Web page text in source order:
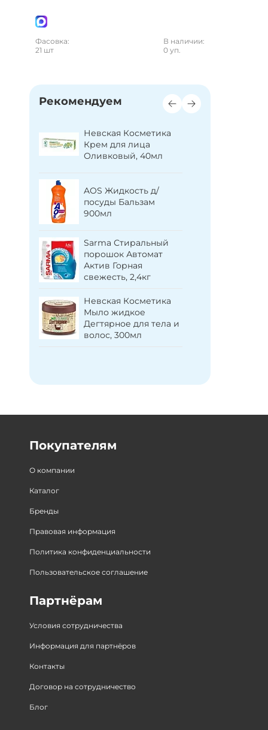
Фасовка:
21 шт
В наличии:
0 уп.
Рекомендуем
Невская Косметика
Крем для лица
Оливковый, 40мл
AOS Жидкость д/
посуды Бальзам
900мл
Sarma Стиральный
порошок Автомат
Актив Горная
свежесть, 2,4кг
Невская Косметика
Мыло жидкое
Дегтярное для тела и
волос, 300мл
Покупателям
О компании
Каталог
Бренды
Правовая информация
Политика конфиденциальности
Пользовательское соглашение
Партнёрам
Условия сотрудничества
Информация для партнёров
Контакты
Договор на сотрудничество
Блог